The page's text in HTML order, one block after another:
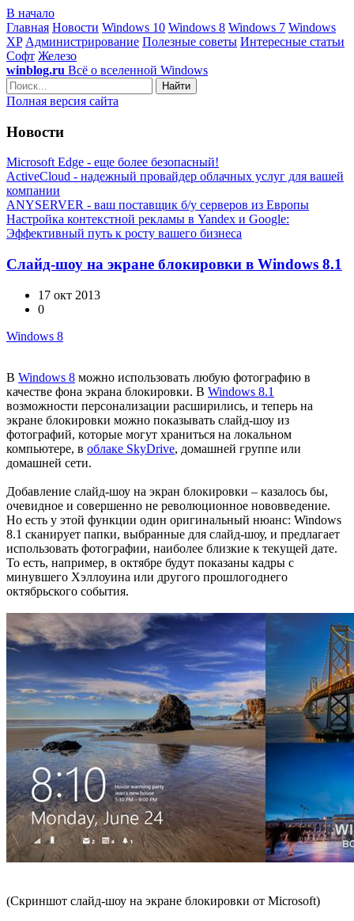
В начало
Главная Новости Windows 10 Windows 8 Windows 7 Windows
XP Администрирование Полезные советы Интересные статьи
Софт Железо
winblog.ru Всё о вселенной Windows
Найти
Полная версия сайта
Новости
Microsoft Edge - еще более безопасный!
ActiveCloud - надежный провайдер облачных услуг для вашей
компании
ANYSERVER - ваш поставщик б/у серверов из Европы
Настройка контекстной рекламы в Yandex и Google:
Эффективный путь к росту вашего бизнеса
Слайд-шоу на экране блокировки в Windows 8.1
17 окт 2013
0
Windows 8
В Windows 8 можно использовать любую фотографию в
качестве фона экрана блокировки. В Windows 8.1
возможности персонализации расширились, и теперь на
экране блокировки можно показывать слайд-шоу из
фотографий, которые могут храниться на локальном
компьютере, в облаке SkyDrive, домашней группе или
домашней сети.
Добавление слайд-шоу на экран блокировки – казалось бы,
очевидное и совершенно не революционное нововведение.
Но есть у этой функции один оригинальный нюанс: Windows
8.1 сканирует папки, выбранные для слайд-шоу, и предлагает
использовать фотографии, наиболее близкие к текущей дате.
То есть, например, в октябре будут показаны кадры с
минувшего Хэллоуина или другого прошлогоднего
октябрьского события.
(Скриншот слайд-шоу на экране блокировки от Microsoft)